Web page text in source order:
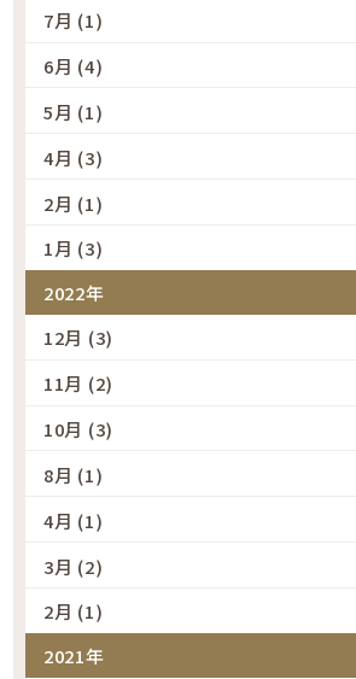
7月 (1)
6月 (4)
5月 (1)
4月 (3)
2月 (1)
1月 (3)
2022年
12月 (3)
11月 (2)
10月 (3)
8月 (1)
4月 (1)
3月 (2)
2月 (1)
2021年